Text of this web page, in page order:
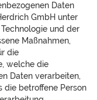
Daten
GmbH unter
und der
Maßnahmen,
die
welche die
Daten verarbeiten,
die betroffene Person